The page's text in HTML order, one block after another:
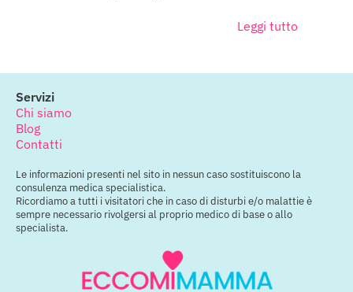
Leggi tutto
Servizi
Chi siamo
Blog
Contatti
Le informazioni presenti nel sito in nessun caso sostituiscono la
consulenza medica specialistica.
Ricordiamo a tutti i visitatori che in caso di disturbi e/o malattie è
sempre necessario rivolgersi al proprio medico di base o allo
specialista.